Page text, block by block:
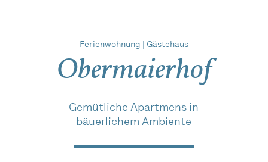
Ferienwohnung | Gästehaus
Obermaierhof
Gemütliche Apartmens in
bäuerlichem Ambiente